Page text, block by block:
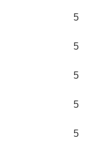
5
5
5
5
5